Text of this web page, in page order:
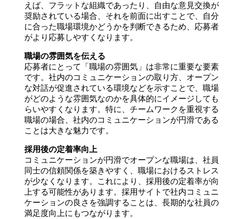
えば、フラットな組織であったり、自由な意見交換が
奨励されている場合、それを前面に出すことで、自分
に合った職場環境かどうかを判断できるため、応募者
がより応募しやすくなります。
職場の雰囲気を伝える
応募者にとって「職場の雰囲気」は非常に重要な要素
です。社内のコミュニケーションの取り方、オープン
な対話が促進されている環境などを示すことで、職場
がどのような雰囲気なのかを具体的にイメージしても
らいやすくなります。特に、チームワークを重視する
職場の場合、社内のコミュニケーションが円滑である
ことは大きな魅力です。
採用後の定着率向上
コミュニケーションが円滑でオープンな職場は、社員
同士の信頼関係を築きやすく、職場におけるストレス
が少なくなります。これにより、採用後の定着率が向
上する可能性があります。採用サイトで社内コミュニ
ケーションの良さを強調することは、長期的な社員の
満足度向上にもつながります。